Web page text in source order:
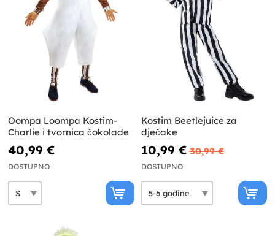
Oompa Loompa Kostim-
Charlie i tvornica čokolade
40,99 €
DOSTUPNO
Kostim Beetlejuice za
dječake
10,99 € 30,99 €
DOSTUPNO